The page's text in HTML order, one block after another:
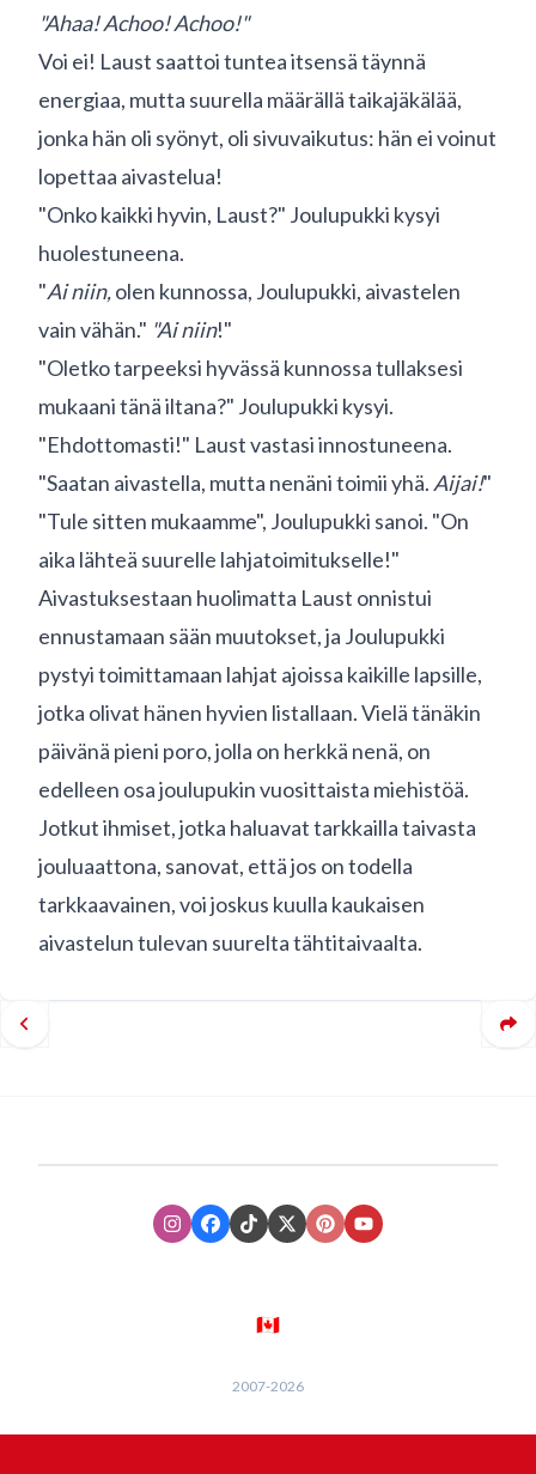
"Ahaa! Achoo! Achoo!"
Voi ei! Laust saattoi tuntea itsensä täynnä
energiaa, mutta suurella määrällä taikajäkälää,
jonka hän oli syönyt, oli sivuvaikutus: hän ei voinut
lopettaa aivastelua!
"Onko kaikki hyvin, Laust?" Joulupukki kysyi
huolestuneena.
"Ai niin,olen kunnossa, Joulupukki, aivastelen
vain vähän." "Ai niin!"
"Oletko tarpeeksi hyvässä kunnossa tullaksesi
mukaani tänä iltana?" Joulupukki kysyi.
"Ehdottomasti!" Laust vastasi innostuneena.
"Saatan aivastella, mutta nenäni toimii yhä. Aijai!"
"Tule sitten mukaamme", Joulupukki sanoi. "On
aika lähteä suurelle lahjatoimitukselle!"
Aivastuksestaan huolimatta Laust onnistui
ennustamaan sään muutokset, ja Joulupukki
pystyi toimittamaan lahjat ajoissa kaikille lapsille,
jotka olivat hänen hyvien listallaan. Vielä tänäkin
päivänä pieni poro, jolla on herkkä nenä, on
edelleen osa joulupukin vuosittaista miehistöä.
Jotkut ihmiset, jotka haluavat tarkkailla taivasta
jouluaattona, sanovat, että jos on todella
tarkkaavainen, voi joskus kuulla kaukaisen
aivastelun tulevan suurelta tähtitaivaalta.
InstagramFacebook
TikTokXTwitter
PinterestYoutube
🇨🇦
2007-2026